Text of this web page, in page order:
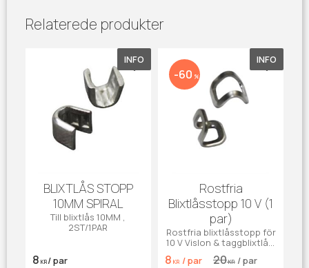
o
Relaterede produkter
BLIXTLÅS STOPP
10MM SPIRAL
Till blixtlås 10MM ,
2ST/1PAR
8 KR/par
Gem som favorit
INFO
Rostfria
Blixtlåsstopp 10 V (1
par)
Rostfria blixtlåsstopp för
10 V Vislon & taggblixtlås.
Tål saltvatten. Säljes i par.
8 KR /par 20KR /par
60 % Gem
INFO